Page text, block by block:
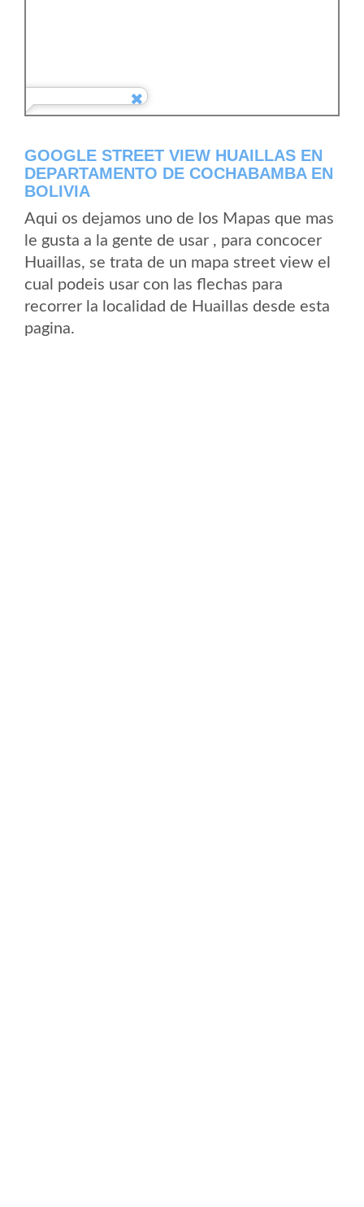
GOOGLE STREET VIEW HUAILLAS EN
DEPARTAMENTO DE COCHABAMBA EN
BOLIVIA
Aqui os dejamos uno de los Mapas que mas
le gusta a la gente de usar , para concocer
Huaillas, se trata de un mapa street view el
cual podeis usar con las flechas para
recorrer la localidad de Huaillas desde esta
pagina.